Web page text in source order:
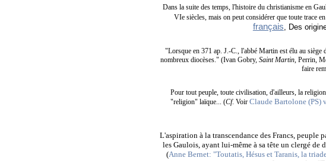
Dans la suite des temps, l'histoire du christianisme en
VIe siècles, mais on peut considérer que toute trace
français , Des
"Lorsque en 371 ap. J.-C., l'abbé Martin est élu au siège
nombreux diocèses." (Ivan Gobry,Saint Martin , Perrin,
faire
Pour tout peuple, toute civilisation, d'ailleurs, la
"religion" laïque... (Cf. VoirClaude Bartolone (PS)
L'aspiration à la transcendance des Francs,
les Gaulois, ayant lui-même à sa tête un clergé
(Anne Bernet: "Toutatis, Hésus et Taranis, la